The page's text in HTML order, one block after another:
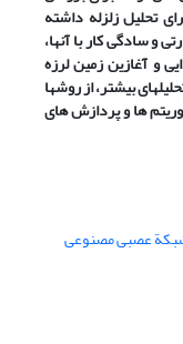
تحلیل زلزله داشته
و سادگی کار با آن‏ها،
و آغازین زمینلرزه
بیشتر، از روش‏ها
‏ها و پردازش‏ های
عصبی مصنوعی